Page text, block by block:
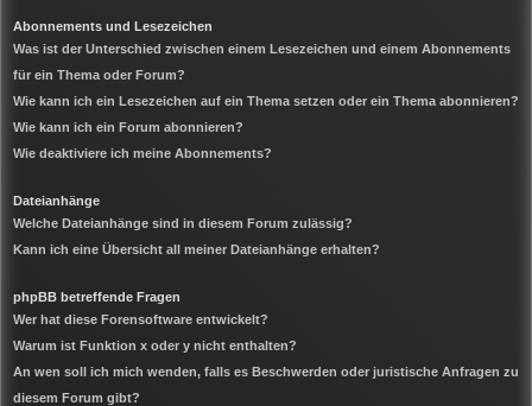
Abonnements und Lesezeichen
Was ist der Unterschied zwischen einem Lesezeichen und einem Abonnements
für ein Thema oder Forum?
Wie kann ich ein Lesezeichen auf ein Thema setzen oder ein Thema abonnieren?
Wie kann ich ein Forum abonnieren?
Wie deaktiviere ich meine Abonnements?
Dateianhänge
Welche Dateianhänge sind in diesem Forum zulässig?
Kann ich eine Übersicht all meiner Dateianhänge erhalten?
phpBB betreffende Fragen
Wer hat diese Forensoftware entwickelt?
Warum ist Funktion x oder y nicht enthalten?
An wen soll ich mich wenden, falls es Beschwerden oder juristische Anfragen zu
diesem Forum gibt?